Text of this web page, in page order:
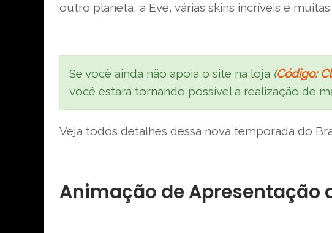
outro planeta, a Eve, várias skins incríveis e
Se você ainda não apoia o site na loja (Código:
você estará tornando possível a realização de
Veja todos detalhes dessa nova temporada do
Animação de Apresentação